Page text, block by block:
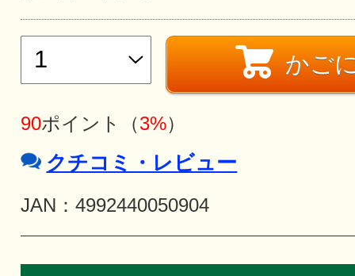
かご
90ポイント（3%）
クチコミ・レビュー
JAN：4992440050904